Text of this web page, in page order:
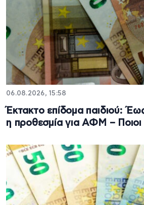
06.08.2026, 15:58
Έκτακτο επίδομα παιδιού:
η προθεσμία για ΑΦΜ – Ποιοι